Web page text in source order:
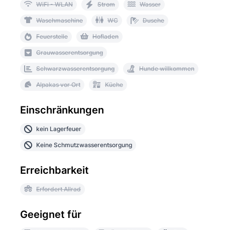
WiFi - WLAN Strom Wasser
Waschmaschine WC Dusche
Feuerstelle Hofladen
Grauwasserentsorgung
Schwarzwasserentsorgung Hunde willkommen
Alpakas vor Ort Küche
Einschränkungen
kein Lagerfeuer
Keine Schmutzwasserentsorgung
Erreichbarkeit
Erfordert Allrad
Geeignet für